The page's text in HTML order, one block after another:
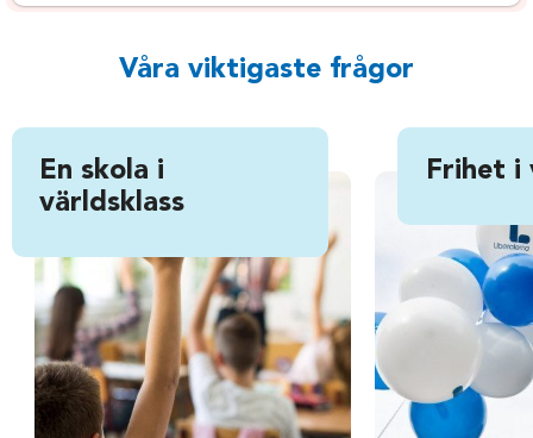
Våra viktigaste frågor
En skola i
världsklass
Frihet i